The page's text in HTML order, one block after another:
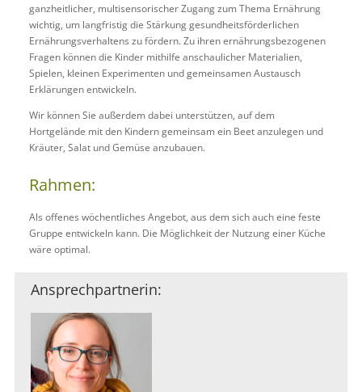
ganzheitlicher, multisensorischer Zugang zum Thema Ernährung
wichtig, um langfristig die Stärkung gesundheitsförderlichen
Ernährungsverhaltens zu fördern. Zu ihren ernährungsbezogenen
Fragen können die Kinder mithilfe anschaulicher Materialien,
Spielen, kleinen Experimenten und gemeinsamen Austausch
Erklärungen entwickeln.
Wir können Sie außerdem dabei unterstützen, auf dem
Hortgelände mit den Kindern gemeinsam ein Beet anzulegen und
Kräuter, Salat und Gemüse anzubauen.
Rahmen:
Als offenes wöchentliches Angebot, aus dem sich auch eine feste
Gruppe entwickeln kann. Die Möglichkeit der Nutzung einer Küche
wäre optimal.
Ansprechpartnerin: